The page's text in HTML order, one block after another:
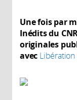
Une fois par
Inédits du
originales
avec Libération